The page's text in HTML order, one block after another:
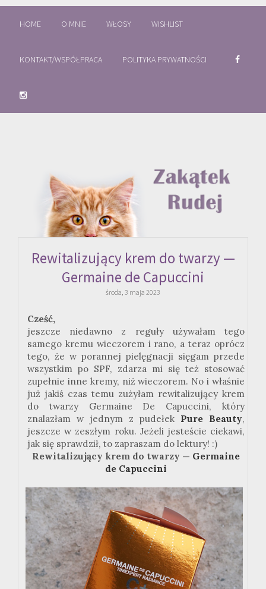
HOME O MNIE WŁOSY WISHLIST
KONTAKT/WSPÓŁPRACA POLITYKA PRYWATNOŚCI
Rewitalizujący krem do twarzy —
Germaine de Capuccini
środa, 3 maja 2023
Cześć,
jeszcze niedawno z reguły używałam tego
samego kremu wieczorem i rano, a teraz oprócz
tego, że w porannej pielęgnacji sięgam przede
wszystkim po SPF, zdarza mi się też stosować
zupełnie inne kremy, niż wieczorem. No i właśnie
już jakiś czas temu zużyłam rewitalizujący krem
do twarzy Germaine De Capuccini, który
znalazłam w jednym z pudełek Pure Beauty,
jeszcze w zeszłym roku. Jeżeli jesteście ciekawi,
jak się sprawdził, to zapraszam do lektury! :)
Rewitalizujący krem do twarzy — Germaine
de Capuccini